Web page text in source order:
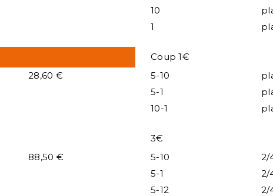
10
1
28,60 €
Coup 1€
5-10
5-1
10-1
88,50 €
3€
5-10
2/
5-1
2/
5-12
2/